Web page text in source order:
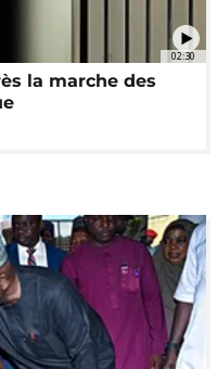
02:30
la marche des